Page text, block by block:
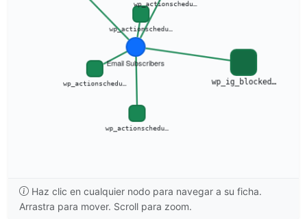
Haz clic en cualquier nodo para navegar a su ficha.
Arrastra para mover. Scroll para zoom.